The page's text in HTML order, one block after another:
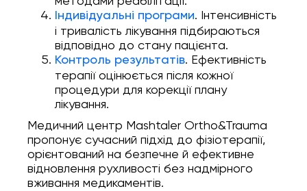
Індивідуальні програми. Інтенсивність
і тривалість лікування підбираються
відповідно до стану пацієнта.
Контроль результатів. Ефективність
терапії оцінюється після кожної
процедури для корекції плану
лікування.
Медичний центр Mashtaler Ortho&Trauma
пропонує сучасний підхід до фізіотерапії,
орієнтований на безпечне й ефективне
відновлення рухливості без надмірного
вживання медикаментів.